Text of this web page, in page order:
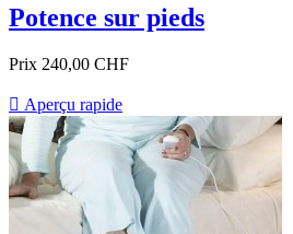
Potence sur pieds
Prix 240,00 CHF
 Aperçu rapide